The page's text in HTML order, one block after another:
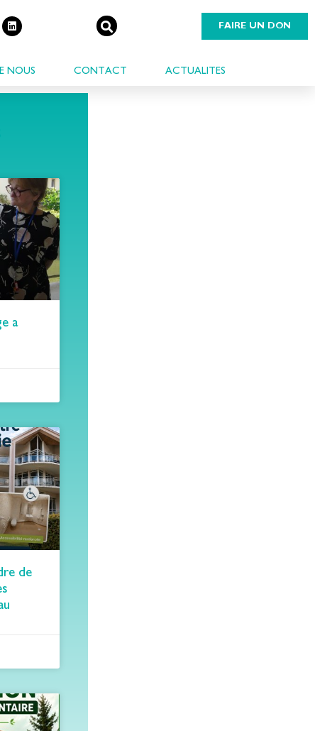
FAIRE UN DON
NOUS CONTACT ACTUALITES
a
de